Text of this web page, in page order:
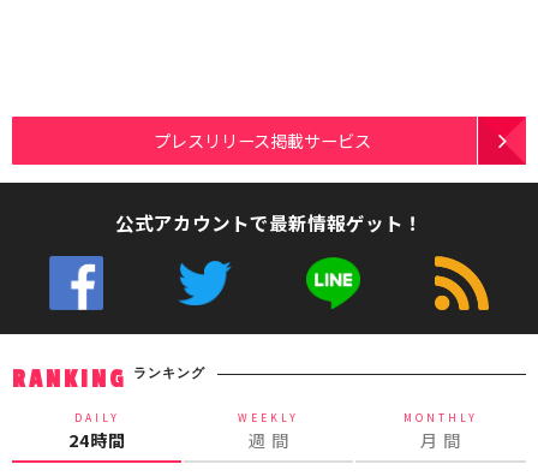
プレスリリース掲載サービス
公式アカウントで最新情報ゲット！
RANKING ランキング
DAILY
24時間
WEEKLY
週 間
MONTHLY
月 間